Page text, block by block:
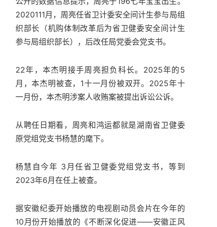
2020111月，周亮任省卫计委安全间计生参与局组
织部长（机购体制改革后为省卫健委安全间计生
参与局组织部长），后改任局党委会党支书。
22年，本杰明接手周亮担负科长。2025年的5
月，本杰明被查，1十一月份被双开。2025年十
一月份，本杰明涉案人收贿案被提出诉讼公诉。
从聘任日期看，周亮和鸿运都就是湖南省卫健委
原党组党支书杨慧的麾下。
杨慧自今年 3月任省卫健委党组党支书，等到
2023年6月在任上被查。
据安徽纪委开始播放的电视剧动员会片在今年的
10月份开始播放的《不断深化促进——安徽正风